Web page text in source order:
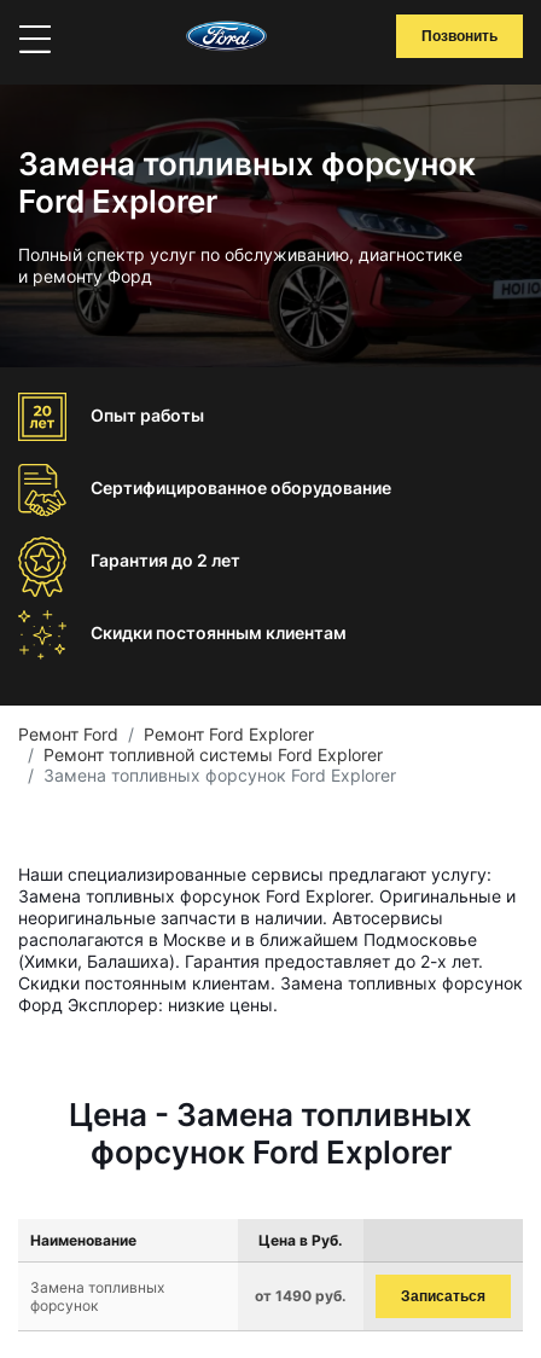
Позвонить
Замена топливных форсунок
Ford Explorer
Полный спектр услуг по обслуживанию, диагностике
и ремонту Форд
Опыт работы
Сертифицированноеоборудование
Гарантиядо 2 лет
Скидки постоянным клиентам
Ремонт Ford
Ремонт Ford Explorer
Ремонт топливной системы Ford Explorer
Замена топливных форсунок Ford Explorer
Наши специализированные сервисы предлагают услугу:
Замена топливных форсунок Ford Explorer. Оригинальные и
неоригинальные запчасти в наличии. Автосервисы
располагаются в Москве и в ближайшем Подмосковье
(Химки, Балашиха). Гарантия предоставляет до 2-х лет.
Скидки постоянным клиентам. Замена топливных форсунок
Форд Эксплорер: низкие цены.
Цена - Замена топливных
форсунок Ford Explorer
Наименование Цена в Руб.
Замена топливных
форсунок
от 1490 руб. Записаться